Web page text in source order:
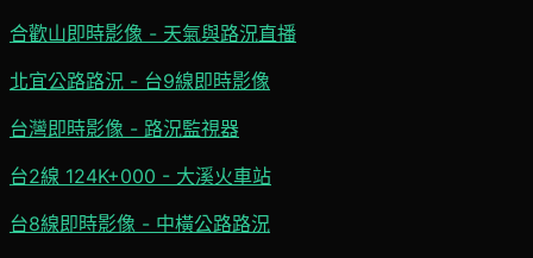
合歡山即時影像 - 天氣與路況直播
北宜公路路況 - 台9線即時影像
台灣即時影像 - 路況監視器
台2線 124K+000 - 大溪火車站
台8線即時影像 - 中橫公路路況